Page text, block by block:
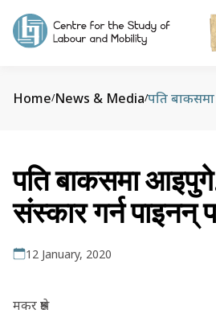
Home/News & Media/
पति बाकसमा
संस्कार गर्न पाइनन्
12 January, 2020
मकर श्रेष्ठ